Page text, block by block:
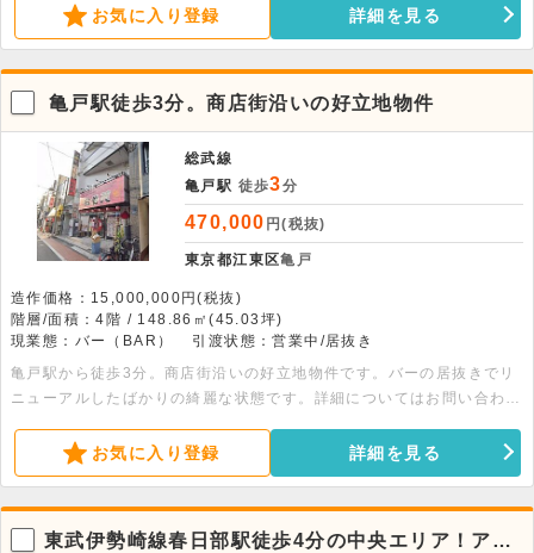
お気に入り登録 詳細を見る
亀戸駅徒歩3分。商店街沿いの好立地物件
総武線
亀戸駅 徒歩3分
470,000 円(税抜)
東京都江東区亀戸
造作価格：15,000,000円(税抜)
階層/面積：4階 / 148.86㎡(45.03坪)
現業態：バー（BAR）
引渡状態：営業中/居抜き
亀戸駅から徒歩3分。商店街沿いの好立地物件です。バーの居抜きでリ
ニューアルしたばかりの綺麗な状態です。詳細についてはお問い合わせ
お気に入り登録 詳細を見る
東武伊勢崎線春日部駅徒歩4分の中央エリア！アミ